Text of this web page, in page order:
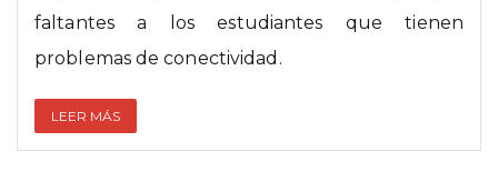
faltantes a los estudiantes que tienen
problemas de conectividad.
LEER MÁS